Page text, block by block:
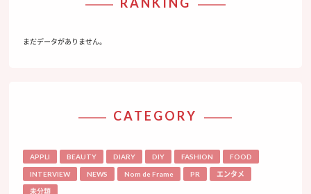
まだデータがありません。
CATEGORY
APPLI BEAUTY DIARY DIY FASHION FOOD
INTERVIEW NEWS Nom de Frame PR エンタメ
未分類